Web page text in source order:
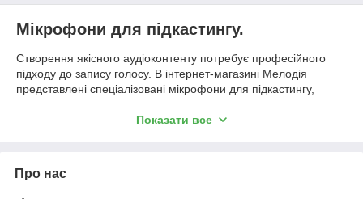
Мікрофони для підкастингу.
Створення якісного аудіоконтенту потребує професійного
підходу до запису голосу. В інтернет-магазині Мелодія
представлені спеціалізовані мікрофони для підкастингу,
фонових шумів та забезпечення студійного звучання в
початківців до флагманських рішень, які вибирають
досвідчені подкастери. Якщо ви плануєте купити мікрофони
для підкастингу, важливо звернути увагу на діаграму
Показати все
Про нас